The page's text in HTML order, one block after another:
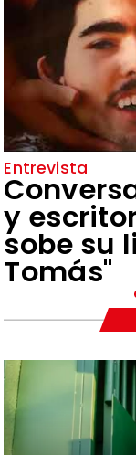
Entrevista
y
sobe su
Tomás"